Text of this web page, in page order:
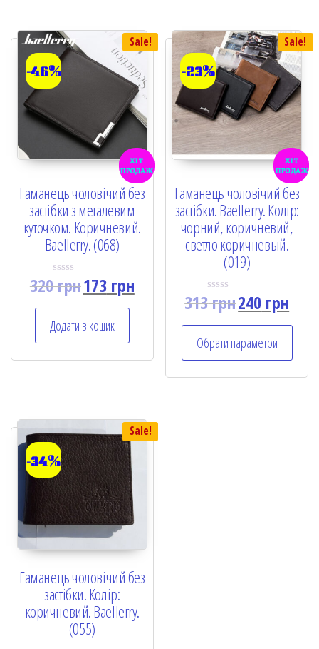
Sale!
-46%
хіт
продаж
Гаманець чоловічий без
застібки з металевим
куточком. Коричневий.
Baellerry. (068)
R
a
d
0
o
u
320грн173грн
Додати в кошик
Sale!
-23%
хіт
продаж
Гаманець чоловічий без
застібки. Baellerry. Колір:
чорний, коричневий,
светло коричневый.
(019)
R
d
0
o
u
313грн240 грн
Обрати параметри
Sale!
-34%
Гаманець чоловічий без
застібки. Колір:
коричневий. Baellerry.
(055)